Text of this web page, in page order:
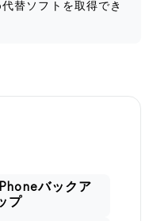
替ソフトを取得でき
バックア
プ